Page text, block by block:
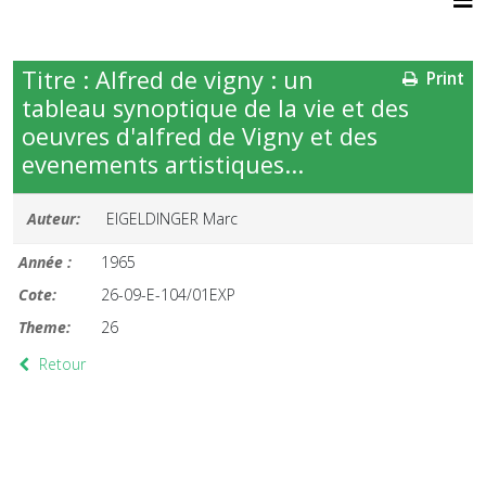
Print
Titre : Alfred de vigny : un
tableau synoptique de la vie et des
oeuvres d'alfred de Vigny et des
evenements artistiques...
Auteur: EIGELDINGER Marc
Année :
1965
Cote:
26-09-E-104/01EXP
Theme:
26
Retour